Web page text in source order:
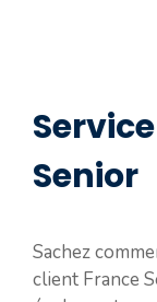
Senior
Sachez
client France